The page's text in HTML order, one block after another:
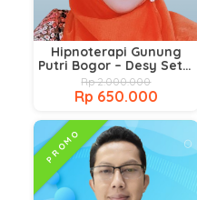
Hipnoterapi Gunung
Putri Bogor – Desy Setio
CP,Ht
Rp 2.000.000
Rp 650.000
PROMO